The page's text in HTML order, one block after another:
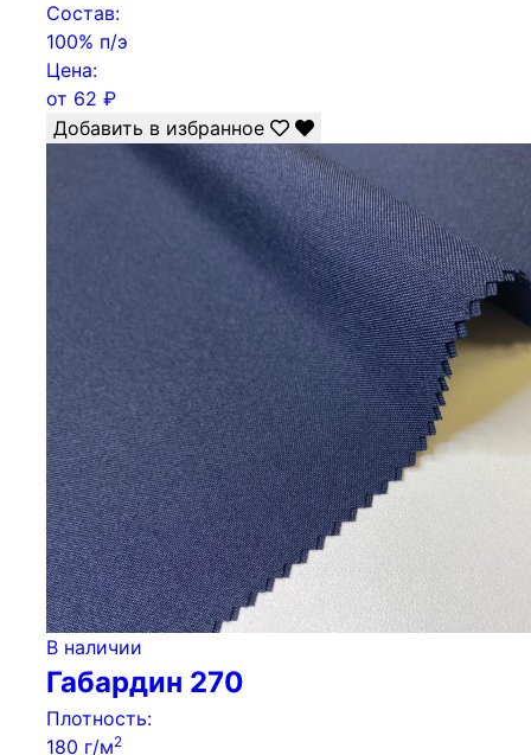
Состав:
100% п/э
Цена:
от 62 ₽
Добавить в избранное
В наличии
Габардин 270
Плотность:
180 г/м2